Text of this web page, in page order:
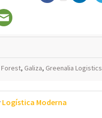
Forest, Galiza, Greenalia Logistics
Logística Moderna